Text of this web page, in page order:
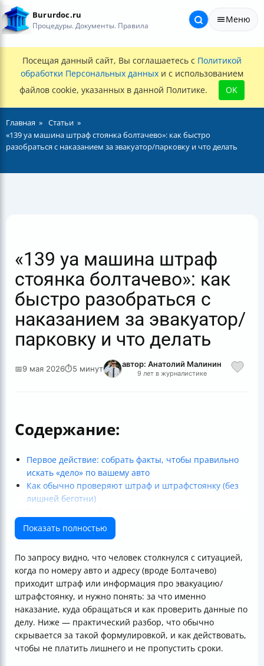
Bururdoc.ru
Процедуры. Документы. Правила
Меню
Посещая данный сайт, Вы соглашаетесь с Политикой
обработки Персональных данных и с использованием
файлов cookie, указанных в данной Политике.
OK
Главная
Статьи
«139 уа машина штраф стоянка болтачево»: как быстро
разобраться с наказанием за эвакуатор/парковку и что делать
«139 уа машина штраф
стоянка болтачево»: как
быстро разобраться с
наказанием за эвакуатор/
парковку и что делать
📅9 мая 2026⏱5 минут автор: Анатолий Малинин
9 лет в журналистике
Содержание:
Первое действие: собрать факты, чтобы правильно
искать «дело» по вашему авто
Как обычно проверяют штраф и штрафстоянку (без
лишней беготни)
ехать и что требовать
Типовые ошибки, из-за которых платят больше, чем
Что делать, если постановление или начисление
кажется ошибочным
Куда смотреть по теме «регион/страна/год»: почему
«1917 год» тут ни при чем, а «free/pdf/download» —
мусор из поиска
Мини-чеклист: что проверить в течение часа, чтобы
не потерять деньги и время
Итог: быстрый путь к решению по запросу «139 уа
Показать полностью
По запросу видно, что человек столкнулся с ситуацией,
когда по номеру авто и адресу (вроде Болтачево)
приходит штраф или информация про эвакуацию/
штрафстоянку, и нужно понять: за что именно
наказание, куда обращаться и как проверить данные по
делу. Ниже — практический разбор, что обычно
скрывается за такой формулировкой, и как действовать,
чтобы не платить лишнего и не пропустить сроки.